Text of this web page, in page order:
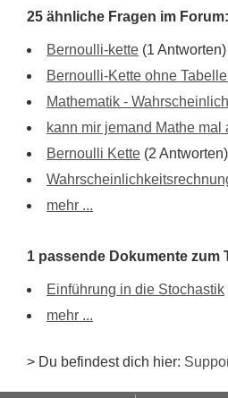
25 ähnliche Fragen im Forum:
Bernoulli-kette (1 Antworten)
Bernoulli-Kette ohne
Mathematik -
kann mir jemand Mathe
Bernoulli Kette (2 Antworten)
mehr ...
1 passende Dokumente zum
Einführung in die Stochastik
mehr ...
> Du befindest dich hier: